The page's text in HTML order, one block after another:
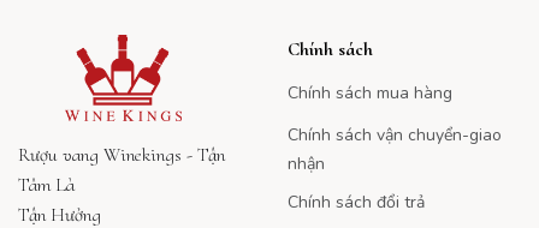
Rượu vang Winekings - Tận
Tâm Là
Tận Hưởng
Chính sách
Chính sách mua hàng
Chính sách vận chuyển-giao
nhận
Chính sách đổi trả